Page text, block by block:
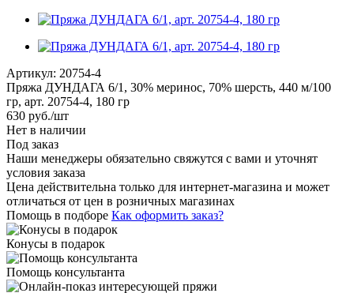
Артикул: 20754-4
Пряжа ДУНДАГА 6/1, 30% меринос, 70% шерсть, 440 м/100
гр, арт. 20754-4, 180 гр
630 руб./шт
Нет в наличии
Под заказ
Наши менеджеры обязательно свяжутся с вами и уточнят
условия заказа
Цена действительна только для интернет-магазина и может
отличаться от цен в розничных магазинах
Помощь в подборе Как оформить заказ?
Конусы в подарок
Помощь консультанта